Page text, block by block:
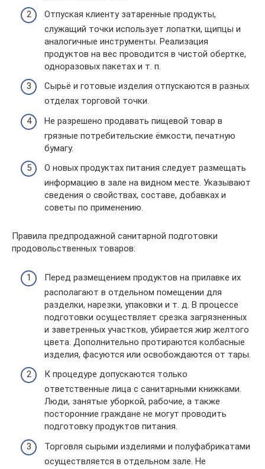
Отпуская клиенту затаренные продукты,
служащий точки использует лопатки, щипцы и
аналогичные инструменты. Реализация
продуктов на вес проводится в чистой обертке,
одноразовых пакетах и т. п.
Сырьё и готовые изделия отпускаются в разных
отделах торговой точки.
Не разрешено продавать пищевой товар в
грязные потребительские ёмкости, печатную
бумагу.
О новых продуктах питания следует размещать
информацию в зале на видном месте. Указывают
сведения о свойствах, составе, добавках и
советы по применению.
Правила предпродажной санитарной подготовки
продовольственных товаров:
Перед размещением продуктов на прилавке их
располагают в отдельном помещении для
разделки, нарезки, упаковки и т. д. В процессе
подготовки осуществляет срезка загрязненных
и заветренных участков, убирается жир желтого
цвета. Дополнительно протираются колбасные
изделия, фасуются или освобождаются от тары.
К процедуре допускаются только
ответственные лица с санитарными книжками.
Люди, занятые уборкой, рабочие, а также
посторонние граждане не могут проводить
подготовку продуктов питания.
Торговля сырыми изделиями и полуфабрикатами
осуществляется в отдельном зале. Не